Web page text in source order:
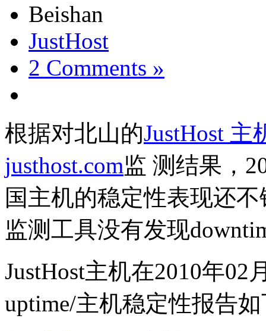
Beishan
JustHost
2 Comments »
根据对北山的JustHost 主
justhost.com监 测结果，
国主机的稳定性表现还
监测工具没有发现
JustHost主机在2010年02
uptime/主机稳定性报告